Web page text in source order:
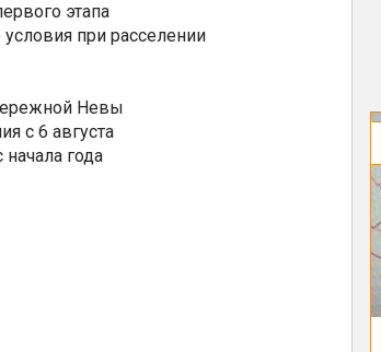
этапа
при расселении
Невы
с 6 августа
года